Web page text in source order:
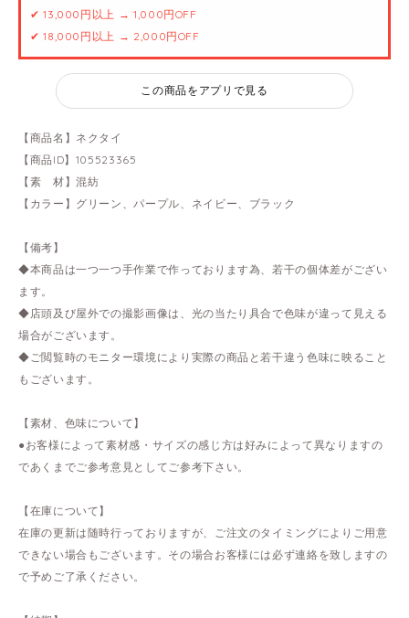
✔ 13,000円以上 → 1,000円OFF
✔ 18,000円以上 → 2,000円OFF
この商品をアプリで見る
【商品名】ネクタイ
【商品ID】105523365
【素 材】混紡
【カラー】グリーン、パープル、ネイビー、ブラック
【備考】
◆本商品は一つ一つ手作業で作っております為、若干の個体差がござい
ます。
◆店頭及び屋外での撮影画像は、光の当たり具合で色味が違って見える
場合がございます。
◆ご閲覧時のモニター環境により実際の商品と若干違う色味に映ること
もございます。
【素材、色味について】
●お客様によって素材感・サイズの感じ方は好みによって異なりますの
であくまでご参考意見としてご参考下さい。
【在庫について】
在庫の更新は随時行っておりますが、ご注文のタイミングによりご用意
できない場合もございます。その場合お客様には必ず連絡を致しますの
で予めご了承ください。